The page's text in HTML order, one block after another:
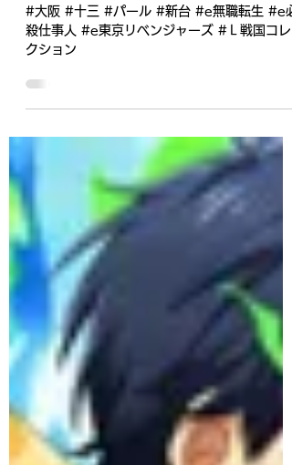
7月6日 読了時間: 1分
2026.7.6 新台稼動開
始 パールサーティーン
殺仕事人 #e東京リベンジャーズ #Ｌ戦国コレ